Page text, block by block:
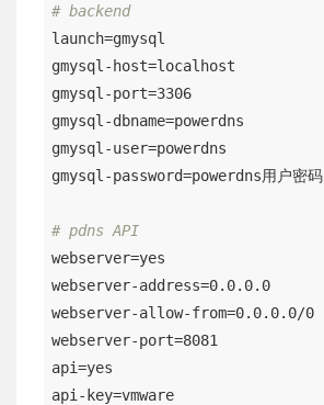
# backend
launch=gmysql
gmysql-host=localhost
gmysql-port=3306
gmysql-dbname=powerdns
gmysql-user=powerdns
gmysql-password=powerdns用户密码
# pdns API
webserver=yes
webserver-address=0.0.0.0
webserver-allow-from=0.0.0.0/0
webserver-port=8081
api=yes
api-key=vmware